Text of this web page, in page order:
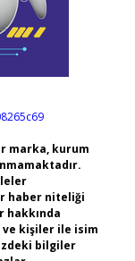
marka, kurum
haber niteliği
hakkında
ve kişiler ile isim
bilgiler